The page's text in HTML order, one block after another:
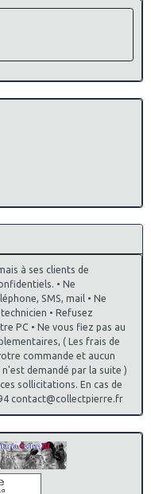
à ses clients de
• Ne
SMS, mail • Ne
• Refusez
PC • Ne vous fiez pas au
( Les frais de
commande et aucun
demandé par la suite )
sollicitations. En cas de
contact@collectpierre.fr